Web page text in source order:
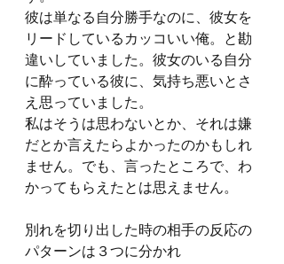
彼は単なる自分勝手なのに、彼女を
リードしているカッコいい俺。と勘
違いしていました。彼女のいる自分
に酔っている彼に、気持ち悪いとさ
え思っていました。
私はそうは思わないとか、それは嫌
だとか言えたらよかったのかもしれ
ません。でも、言ったところで、わ
かってもらえたとは思えません。
別れを切り出した時の相手の反応の
パターンは３つに分かれ